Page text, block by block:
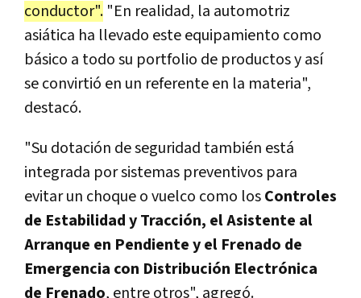
conductor". "En realidad, la automotriz
asiática ha llevado este equipamiento como
básico a todo su portfolio de productos y así
se convirtió en un referente en la materia",
destacó.
"Su dotación de seguridad también está
integrada por sistemas preventivos para
evitar un choque o vuelco como losControles
de Estabilidad y Tracción, el Asistente al
Arranque en Pendiente y el Frenado de
Emergencia con Distribución Electrónica
de Frenado, entre otros", agregó.